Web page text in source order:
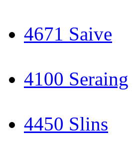
4671 Saive
4100 Seraing
4450 Slins